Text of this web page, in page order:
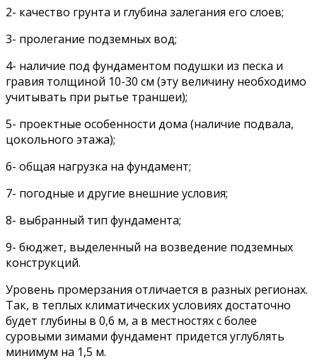
2- качество грунта и глубина залегания его слоев;
3- пролегание подземных вод;
4- наличие под фундаментом подушки из песка и
гравия толщиной 10-30 см (эту величину необходимо
учитывать при рытье траншеи);
5- проектные особенности дома (наличие подвала,
цокольного этажа);
6- общая нагрузка на фундамент;
7- погодные и другие внешние условия;
8- выбранный тип фундамента;
9- бюджет, выделенный на возведение подземных
конструкций.
Уровень промерзания отличается в разных регионах.
Так, в теплых климатических условиях достаточно
будет глубины в 0,6 м, а в местностях с более
суровыми зимами фундамент придется углублять
минимум на 1,5 м.